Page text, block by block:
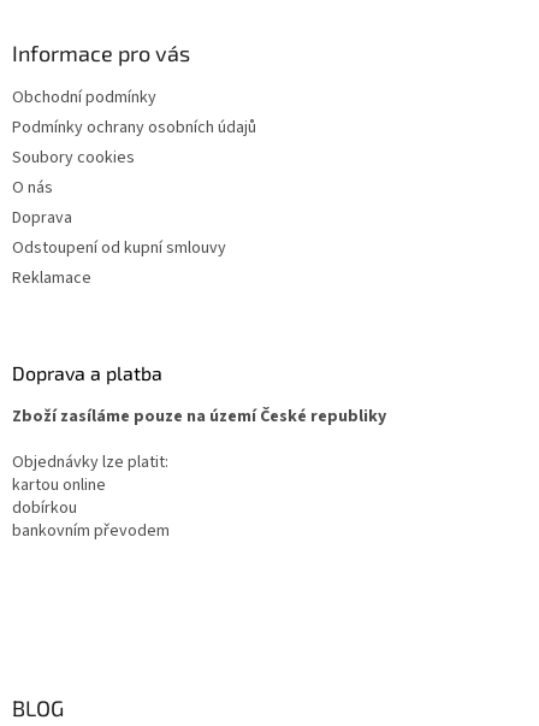
Informace pro vás
Obchodní podmínky
Podmínky ochrany osobních údajů
Soubory cookies
O nás
Doprava
Odstoupení od kupní smlouvy
Reklamace
Doprava a platba
Zboží zasíláme pouze na území České republiky
Objednávky lze platit:
kartou online
dobírkou
bankovním převodem
BLOG